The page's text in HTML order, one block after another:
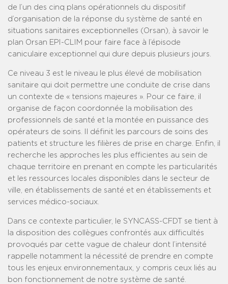
de l’un des cinq plans opérationnels du dispositif
d’organisation de la réponse du système de santé en
situations sanitaires exceptionnelles (Orsan), à savoir le
plan Orsan EPI-CLIM pour faire face à l’épisode
caniculaire exceptionnel qui dure depuis plusieurs jours.
Ce niveau 3 est le niveau le plus élevé de mobilisation
sanitaire qui doit permettre une conduite de crise dans
un contexte de « tensions majeures ». Pour ce faire, il
organise de façon coordonnée la mobilisation des
professionnels de santé et la montée en puissance des
opérateurs de soins. Il définit les parcours de soins des
patients et structure les filières de prise en charge. Enfin, il
recherche les approches les plus efficientes au sein de
chaque territoire en prenant en compte les particularités
et les ressources locales disponibles dans le secteur de
ville, en établissements de santé et en établissements et
services médico-sociaux.
Dans ce contexte particulier, le SYNCASS-CFDT se tient à
la disposition des collègues confrontés aux difficultés
provoqués par cette vague de chaleur dont l’intensité
rappelle notamment la nécessité de prendre en compte
tous les enjeux environnementaux, y compris ceux liés au
bon fonctionnement de notre système de santé.